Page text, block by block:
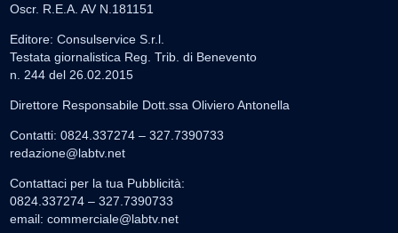
Oscr. R.E.A. AV N.181151
Editore: Consulservice S.r.l.
Testata giornalistica Reg. Trib. di Benevento
n. 244 del 26.02.2015
Direttore Responsabile Dott.ssa Oliviero Antonella
Contatti: 0824.337274 – 327.7390733
redazione@labtv.net
Contattaci per la tua Pubblicità:
0824.337274 – 327.7390733
email: commerciale@labtv.net